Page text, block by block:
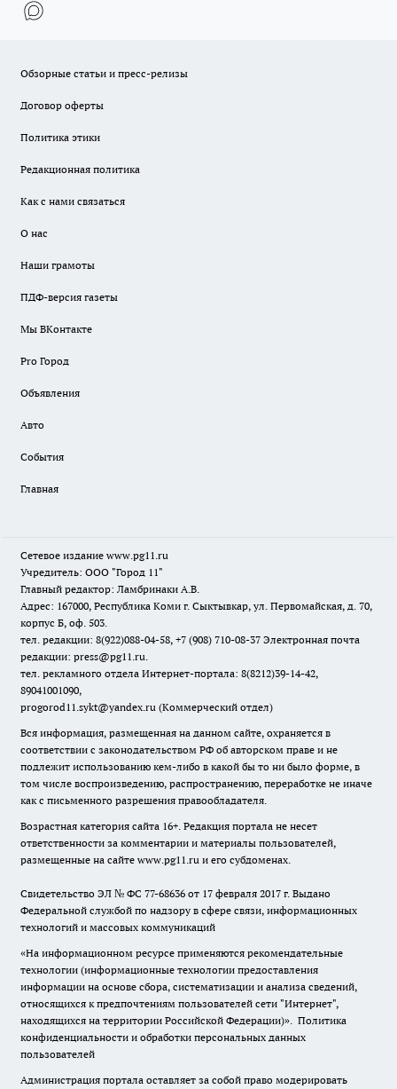
Обзорные статьи и пресс-релизы
Договор оферты
Политика этики
Редакционная политика
Как с нами связаться
О нас
Наши грамоты
ПДФ-версия газеты
Мы ВКонтакте
Pro Город
Объявления
Авто
События
Главная
Сетевое издание www.pg11.ru
Учредитель: ООО "Город 11"
Главный редактор: Ламбринаки А.В.
Адрес: 167000, Республика Коми г. Сыктывкар, ул. Первомайская, д. 70,
корпус Б, оф. 503.
тел. редакции: 8(922)088-04-58, +7 (908) 710-08-37 Электронная почта
редакции: press@pg11.ru.
тел. рекламного отдела Интернет-портала: 8(8212)39-14-42,
89041001090,
progorod11.sykt@yandex.ru (Коммерческий отдел)
Вся информация, размещенная на данном сайте, охраняется в
соответствии с законодательством РФ об авторском праве и не
подлежит использованию кем-либо в какой бы то ни было форме, в
том числе воспроизведению, распространению, переработке не иначе
как с письменного разрешения правообладателя.
Возрастная категория сайта 16+. Редакция портала не несет
ответственности за комментарии и материалы пользователей,
размещенные на сайте www.pg11.ru и его субдоменах.
Свидетельство ЭЛ № ФС 77-68636 от 17 февраля 2017 г. Выдано
Федеральной службой по надзору в сфере связи, информационных
технологий и массовых коммуникаций
«На информационном ресурсе применяются рекомендательные
технологии (информационные технологии предоставления
информации на основе сбора, систематизации и анализа сведений,
относящихся к предпочтениям пользователей сети "Интернет",
находящихся на территории Российской Федерации)». Политика
конфиденциальности и обработки персональных данных
пользователей
Администрация портала оставляет за собой право модерировать